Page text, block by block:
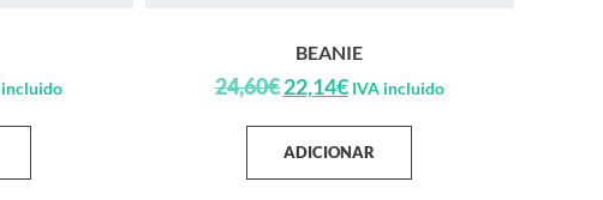
incluido
BEANIE
24,60€22,14€ IVA incluido
ADICIONAR